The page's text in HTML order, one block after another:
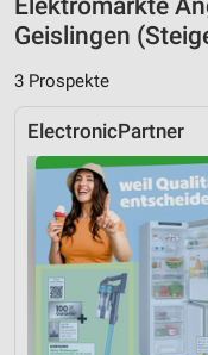
Geislingen
3 Prospekte
ElectronicPartner
Notwendig
Performance
Funktional
Werbung